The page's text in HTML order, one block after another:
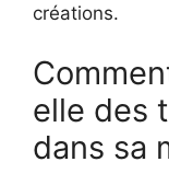
créations.
elle des
dans sa